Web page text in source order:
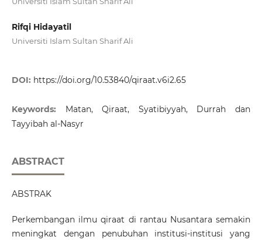
Rifqi Hidayatil
Universiti Islam Sultan Sharif Ali
DOI: https://doi.org/10.53840/qiraat.v6i2.65
Keywords: Matan, Qiraat, Syatibiyyah, Durrah dan
Tayyibah al-Nasyr
ABSTRACT
ABSTRAK
Perkembangan ilmu qiraat di rantau Nusantara semakin
meningkat dengan penubuhan institusi-institusi yang